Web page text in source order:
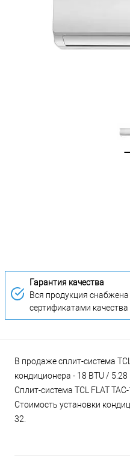
Гарантия качества
Вся продукция снабжена
сертификатами качества
В продаже сплит-система
кондиционера - 18 BTU /
Сплит-система TCL FLAT
Стоимость установки
32.